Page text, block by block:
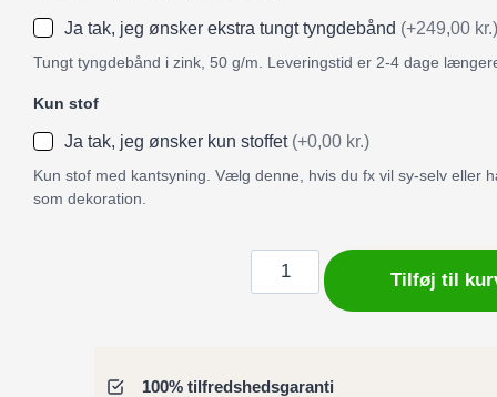
Ja tak, jeg ønsker ekstra tungt tyngdebånd (+249,00 kr.)
Tungt tyngdebånd i zink, 50 g/m. Leveringstid er 2-4 dage
Kun stof
Ja tak, jeg ønsker kun stoffet (+0,00 kr.)
Kun stof med kantsyning. Vælg denne, hvis du fx vil sy-selv eller
som dekoration.
Badeforhæng
/
Bruseforhæng
Tilføj til
100% tilfredshedsgaranti